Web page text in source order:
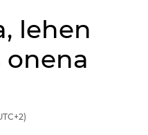
lehen
onena